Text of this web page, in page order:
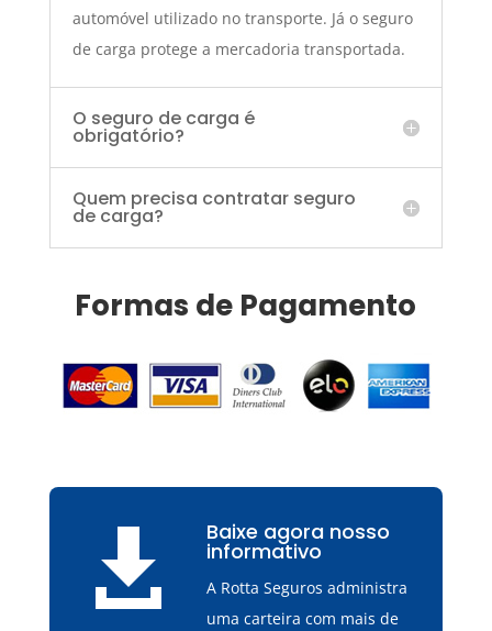
automóvel utilizado no transporte. Já o seguro
de carga protege a mercadoria transportada.
O seguro de carga é
obrigatório?
Quem precisa contratar seguro
de carga?
Formas de Pagamento
 Baixe agora nosso
informativo
A Rotta Seguros administra
uma carteira com mais de